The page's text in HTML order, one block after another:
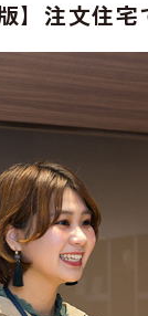
版】注文住